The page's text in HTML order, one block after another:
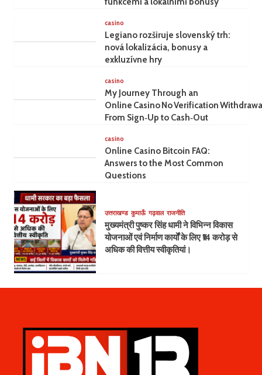
casino
Legiano rozširuje slovenský trh:
nová lokalizácia, bonusy a
exkluzívne hry
casino
My Journey Through an
Online Casino No Verification
From Sign‑Up to Cash‑Out
casino
Online Casino Bitcoin FAQ:
Answers to the Most Common
Questions
उत्तराखण्ड कुमाऊँ गढ़वाल राजनीति
मुख्यमंत्री पुष्कर सिंह धामी ने विभिन्न विकास
योजनाओं एवं निर्माण कार्यों के लिए ₹14 करोड़ से
अधिक की वित्तीय स्वीकृतियां।